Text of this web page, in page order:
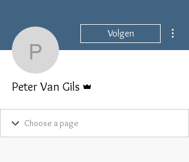
Peter Van Gils
Volgen
Peter Van Gils